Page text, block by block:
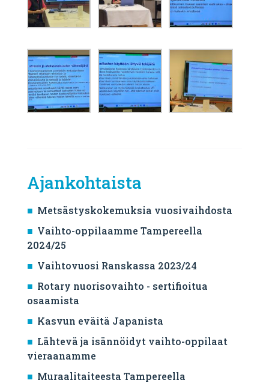
Ajankohtaista
Metsästyskokemuksia vuosivaihdosta
Vaihto-oppilaamme Tampereella
2024/25
Vaihtovuosi Ranskassa 2023/24
Rotary nuorisovaihto - sertifioitua
osaamista
Kasvun eväitä Japanista
Lähtevä ja isännöidyt vaihto-oppilaat
vieraanamme
Muraalitaiteesta Tampereella